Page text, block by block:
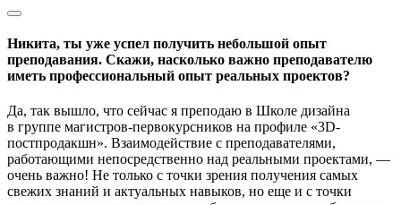
Никита, ты уже успел получить небольшой опыт
преподавания. Скажи, насколько важно преподавателю
иметь профессиональный опыт реальных проектов?
Да, так вышло, что сейчас я преподаю в Школе дизайна
в группе магистров-первокурсников на профиле «3D-
постпродакшн». Взаимодействие с преподавателями,
работающими непосредственно над реальными проектами, —
очень важно! Не только с точки зрения получения самых
свежих знаний и актуальных навыков, но еще и с точки